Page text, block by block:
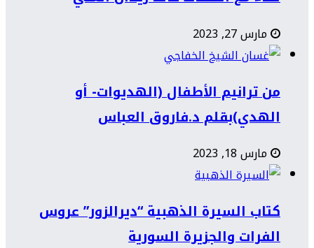
مارس 27, 2023
من ترانيم الأطفال (الهديوات- أو
الهدي)بقلم د.فاروق العباس
مارس 18, 2023
كتاب السيرة الذهبية “ديرالزور” عروس
الفرات والجزيرة السورية